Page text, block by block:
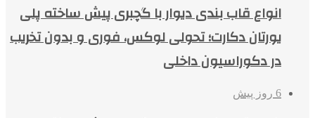
انواع قاب بندی دیوار با گچبری پیش ساخته پلی
یورتان دکارت؛ تحولی لوکس، فوری و بدون تخریب
در دکوراسیون داخلی
6 روز پیش